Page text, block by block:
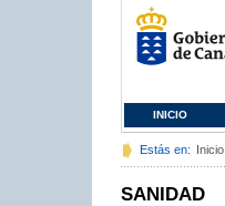
INICIO
Estás en: Inicio
SANIDAD